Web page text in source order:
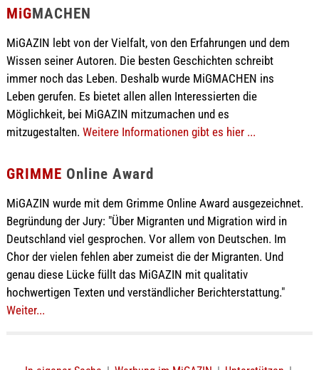
MiGMACHEN
MiGAZIN lebt von der Vielfalt, von den Erfahrungen und dem
Wissen seiner Autoren. Die besten Geschichten schreibt
immer noch das Leben. Deshalb wurde MiGMACHEN ins
Leben gerufen. Es bietet allen allen Interessierten die
Möglichkeit, bei MiGAZIN mitzumachen und es
mitzugestalten. Weitere Informationen gibt es hier ...
GRIMME Online Award
MiGAZIN wurde mit dem Grimme Online Award ausgezeichnet.
Begründung der Jury: "Über Migranten und Migration wird in
Deutschland viel gesprochen. Vor allem von Deutschen. Im
Chor der vielen fehlen aber zumeist die der Migranten. Und
genau diese Lücke füllt das MiGAZIN mit qualitativ
hochwertigen Texten und verständlicher Berichterstattung."
Weiter...